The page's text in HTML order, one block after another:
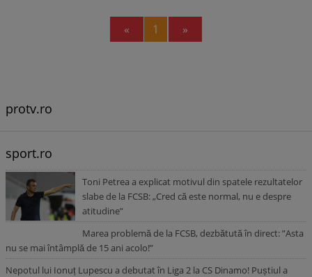
« Previous
1 »
protv.ro
sport.ro
Toni Petrea a explicat motivul din spatele rezultatelor
slabe de la FCSB: „Cred că este normal, nu e despre
atitudine”
Marea problemă de la FCSB, dezbătută în direct: ”Asta
nu se mai întâmplă de 15 ani acolo!”
Nepotul lui Ionuț Lupescu a debutat în Liga 2 la CS Dinamo! Puștiul a